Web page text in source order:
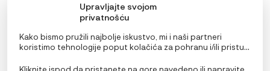
Upravljajte svojom
privatnošću
Kako bismo pružili najbolje iskustvo, mi i naši partneri
koristimo tehnologije poput kolačića za pohranu i/ili pristup
omogućit će nama i našim partnerima obradu osobnih
Kliknite ispod da pristanete na gore navedeno ili napravite